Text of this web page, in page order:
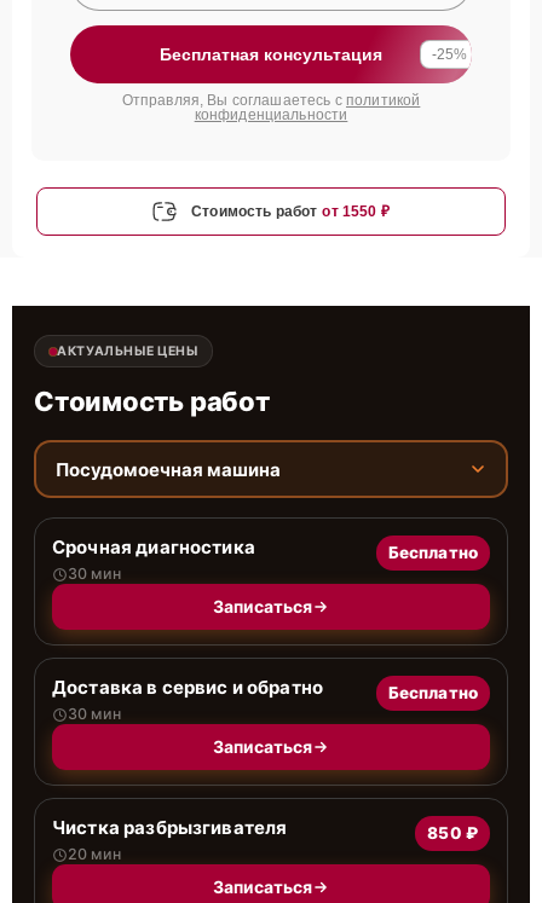
Бесплатная консультация -25%
Отправляя, Вы соглашаетесь с политикой
конфиденциальности
Стоимость работ от 1550 ₽
АКТУАЛЬНЫЕ ЦЕНЫ
Стоимость работ
Посудомоечная машина
Срочная диагностика
30 мин
Бесплатно
Записаться
Доставка в сервис и обратно
30 мин
Бесплатно
Записаться
Чистка разбрызгивателя
20 мин
850 ₽
Записаться